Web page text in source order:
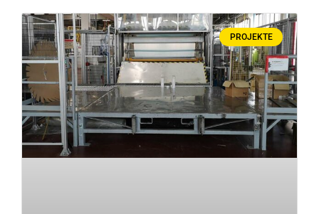
PROJEKTE